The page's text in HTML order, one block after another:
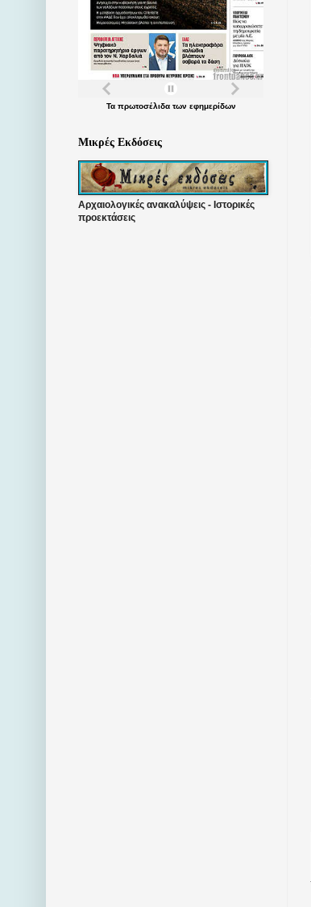
Τα πρωτοσέλιδατων εφημερίδων
Μικρές Εκδόσεις
Αρχαιολογικές ανακαλύψεις - Ιστορικές
προεκτάσεις